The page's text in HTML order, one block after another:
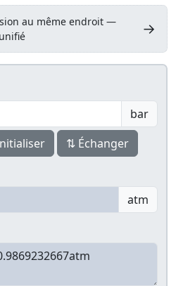
au même endroit —
→
bar
⇅ Échanger
atm